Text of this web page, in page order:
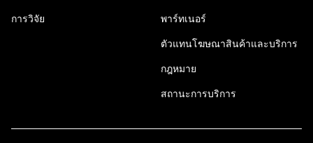
การวิจัย พาร์ทเนอร์
ตัวแทนโฆษณาสินค้าและบริการ
กฎหมาย
สถานะการบริการ